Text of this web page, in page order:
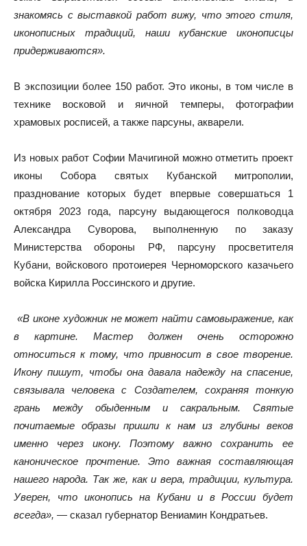
знакомясь с выставкой работ вижу, что этого стиля,
иконописных традиций, наши кубанские иконописцы
придерживаются».
В экспозиции более 150 работ. Это иконы, в том числе в
технике восковой и яичной темперы, фотографии
храмовых росписей, а также парсуны, акварели.
Из новых работ Софии Мачигиной можно отметить проект
иконы Собора святых Кубанской митрополии,
празднование которых будет впервые совершаться 1
октября 2023 года, парсуну выдающегося полководца
Александра Суворова, выполненную по заказу
Министерства обороны РФ, парсуну просветителя
Кубани, войскового протоиерея Черноморского казачьего
войска Кирилла Россинского и другие.
«В иконе художник не может найти самовыражение, как
в картине. Мастер должен очень осторожно
относиться к тому, что привносит в свое творение.
Икону пишут, чтобы она давала надежду на спасение,
связывала человека с Создателем, сохраняя тонкую
грань между обыденным и сакральным. Святые
почитаемые образы пришли к нам из глубины веков
именно через икону. Поэтому важно сохранить ее
каноническое прочтение. Это важная составляющая
нашего народа. Так же, как и вера, традиции, культура.
Уверен, что иконопись на Кубани и в России будет
всегда», — сказал губернатор Вениамин Кондратьев.